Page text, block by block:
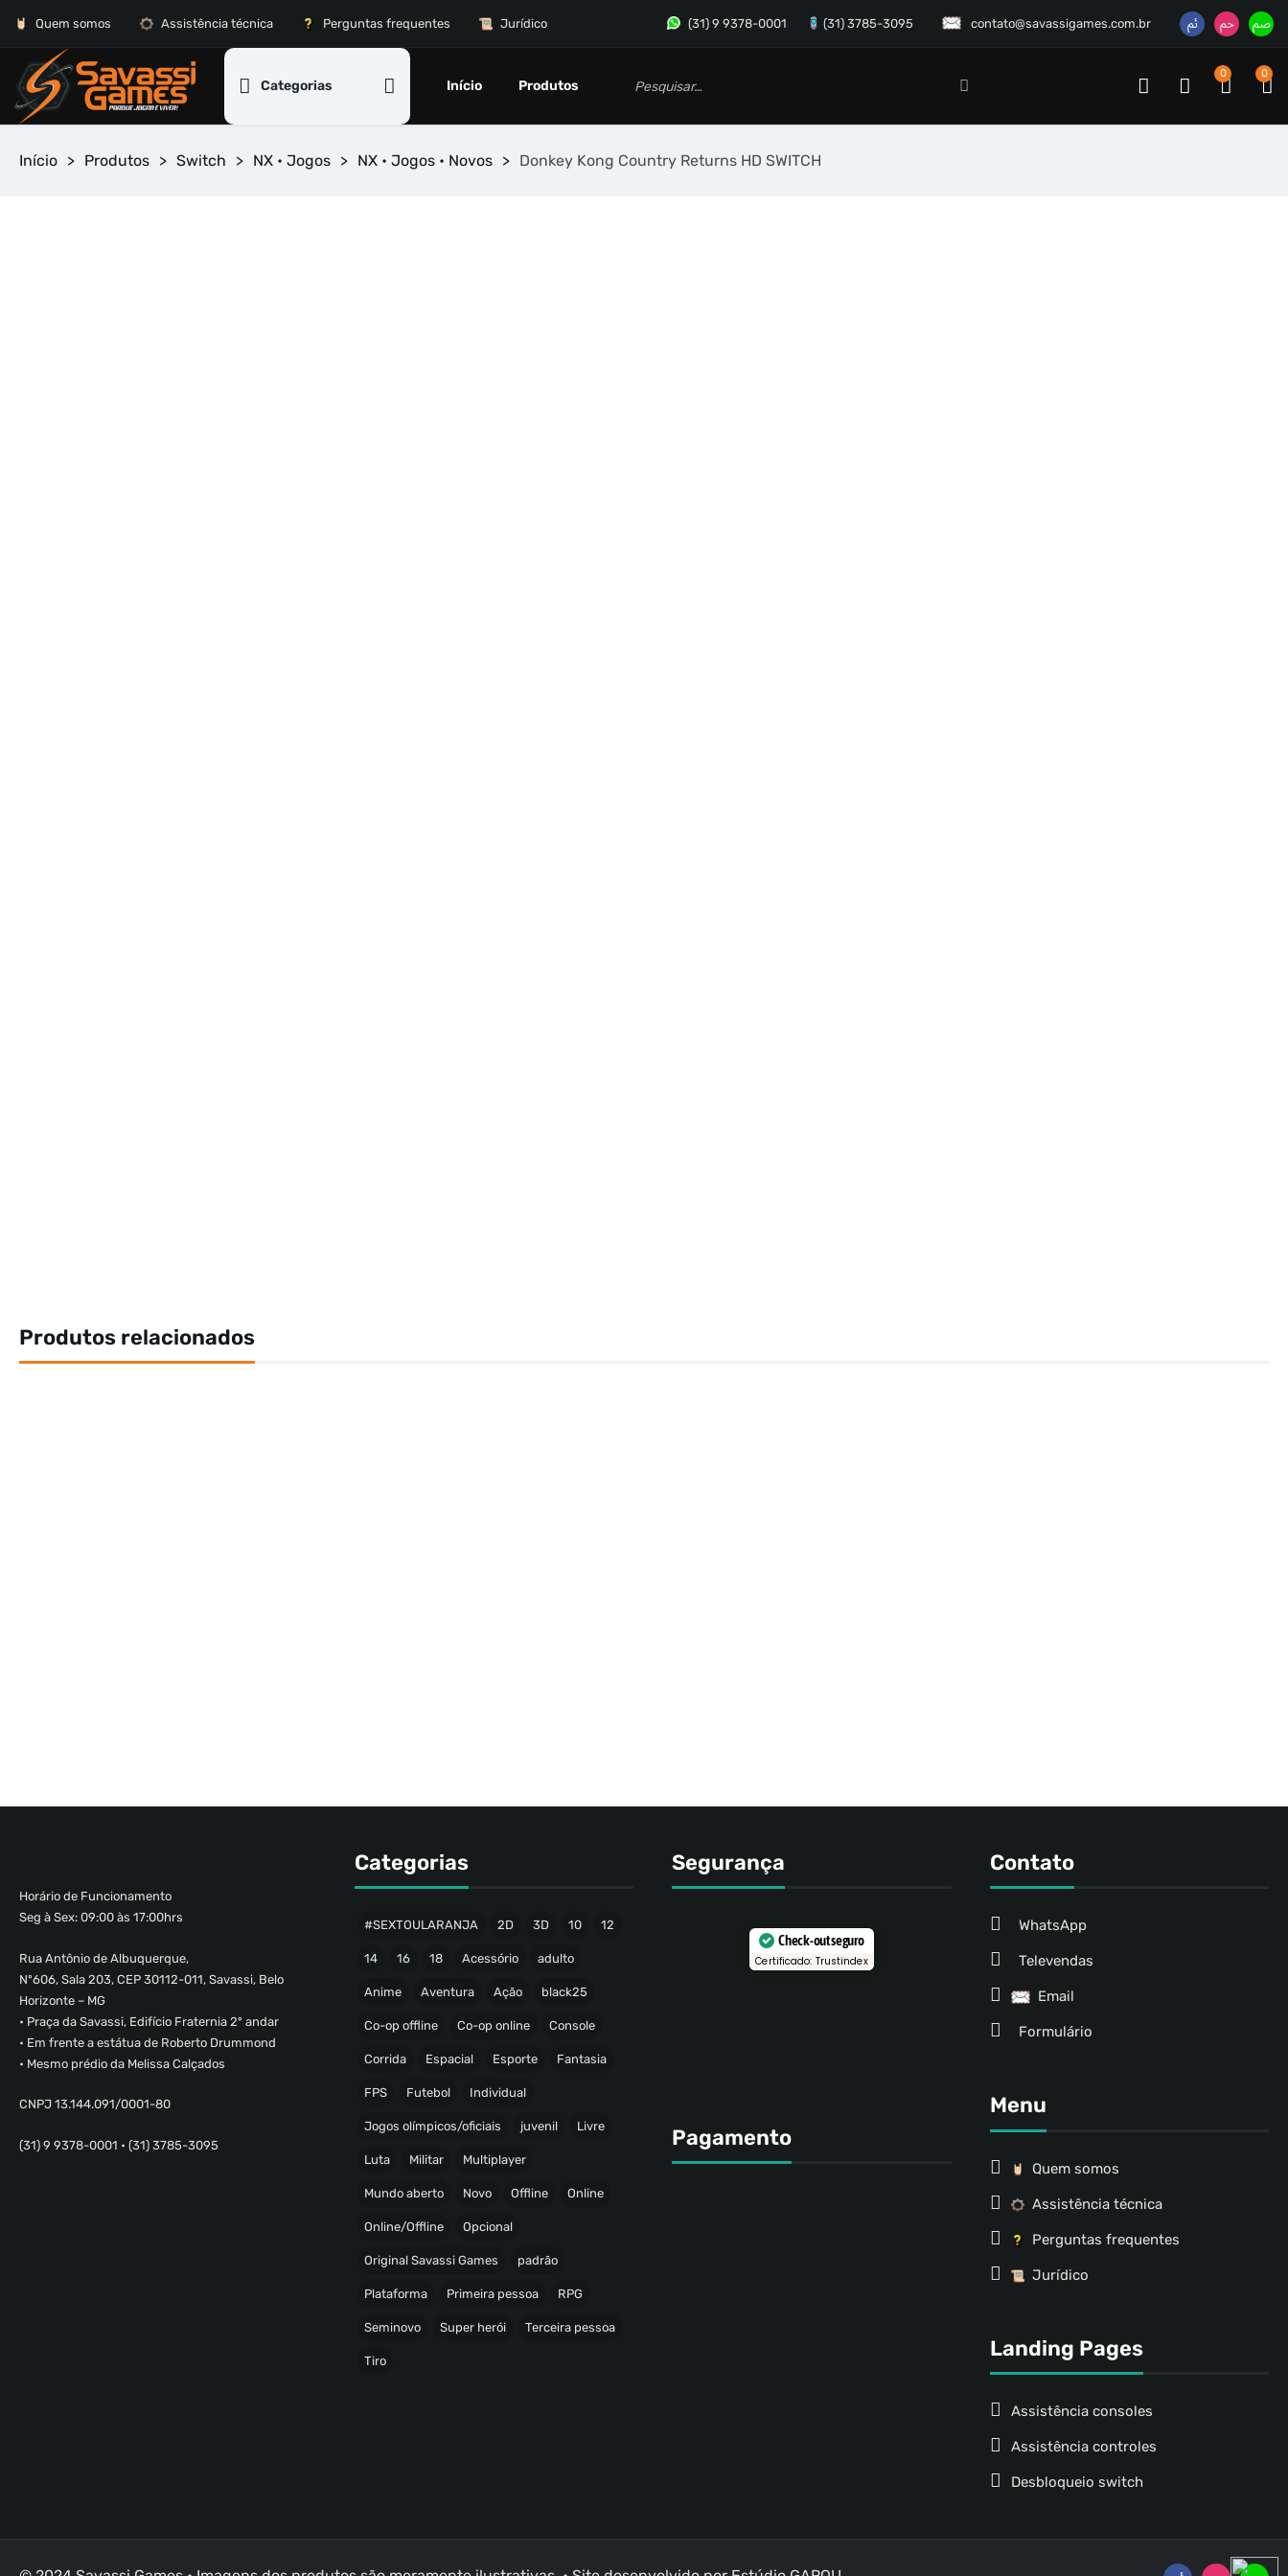
contato@savassigames.com.br
(31) 9 9378-0001 (31) 3785-3095
Quem somos Assistência técnica Perguntas frequentes Jurídico
Categorias
0
0
Início Produtos
Início > Produtos > Switch > NX • Jogos > NX • Jogos • Novos > Donkey Kong Country Returns HD SWITCH
Produtos relacionados
Horário de Funcionamento
Seg à Sex: 09:00 às 17:00hrs
Rua Antônio de Albuquerque,
Nº606, Sala 203, CEP 30112-011, Savassi, Belo
Horizonte – MG
• Praça da Savassi, Edifício Fraternia 2º andar
• Em frente a estátua de Roberto Drummond
• Mesmo prédio da Melissa Calçados
CNPJ 13.144.091/0001-80
(31) 9 9378-0001 • (31) 3785-3095
Categorias
#SEXTOULARANJA 2D 3D 10 12
14 16 18 Acessório adulto
Anime Aventura Ação black25
Co-op offline Co-op online Console
Corrida Espacial Esporte Fantasia
FPS Futebol Individual
Jogos olímpicos/oficiais juvenil Livre
Luta Militar Multiplayer
Mundo aberto Novo Offline Online
Online/Offline Opcional
Original Savassi Games padrão
Plataforma Primeira pessoa RPG
Seminovo Super herói Terceira pessoa
Tiro
Segurança
Check-out seguro
Certificado: Trustindex
Pagamento
Contato
WhatsApp
Televendas
Email
Formulário
Menu
Quem somos
Assistência técnica
Perguntas frequentes
Jurídico
Landing Pages
Assistência consoles
Assistência controles
Desbloqueio switch